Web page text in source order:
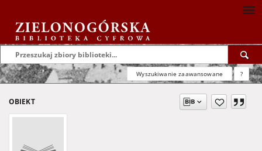
Wyszukiwanie zaawansowane ?
OBIEKT